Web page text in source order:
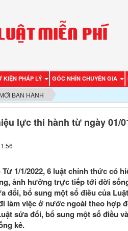
KIỆN PHÁP LÝ GÓC NHÌN CHUYÊN GIA
MỚI BAN HÀNH
lực thi hành từ ngày 01/
Từ 1/1/2022, 6 luật chính thức có
ảnh hưởng trực tiếp tới đời
đổi, bổ sung một số điều của
làm việc ở nước ngoài theo hợp
sửa đổi, bổ sung một số điều
kê.